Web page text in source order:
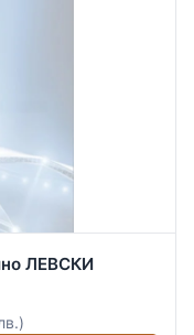
ЛЕВСКИ